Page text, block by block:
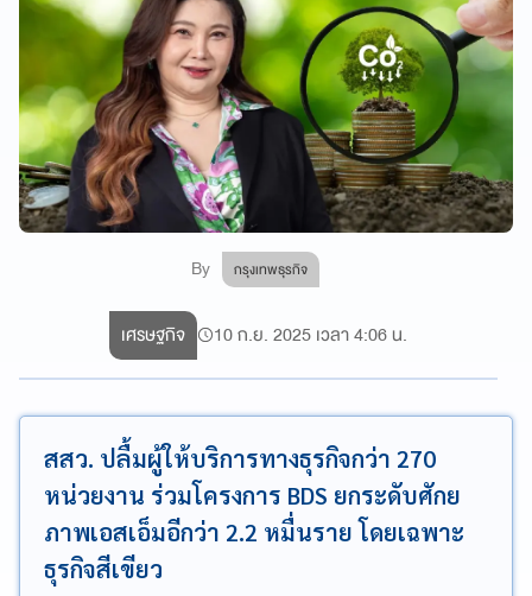
By กรุงเทพธุรกิจ
เศรษฐกิจ 10 ก.ย. 2025 เวลา 4:06 น.
สสว. ปลื้มผู้ให้บริการทางธุรกิจกว่า 270
หน่วยงาน ร่วมโครงการ BDS ยกระดับศักย
ภาพเอสเอ็มอีกว่า 2.2 หมื่นราย โดยเฉพาะ
ธุรกิจสีเขียว